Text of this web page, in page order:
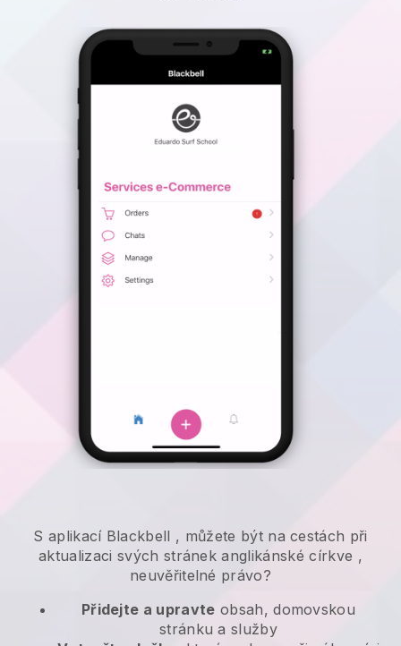
S aplikací Blackbell , můžete být na cestách při
aktualizaci svých stránek anglikánské církve ,
neuvěřitelné právo?
Přidejte a upravte obsah, domovskou
stránku a služby